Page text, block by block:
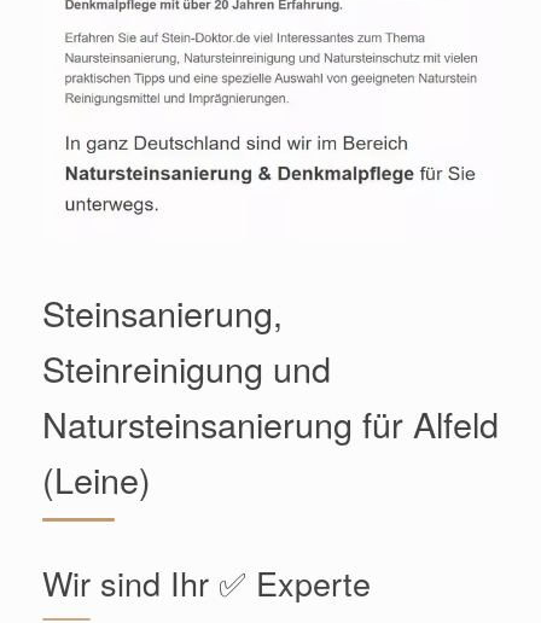
Steinsanierung,
Steinreinigung und
Natursteinsanierung für Alfeld
(Leine)
Wir sind Ihr ✅ Experte